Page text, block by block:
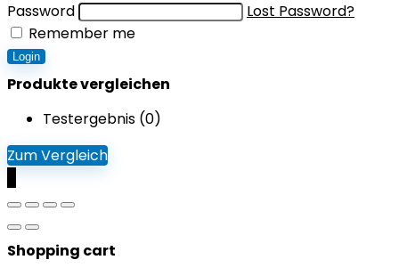
Password
Lost Password?
Remember me
Login
Produkte vergleichen
Testergebnis (0)
Zum Vergleich
Shopping cart